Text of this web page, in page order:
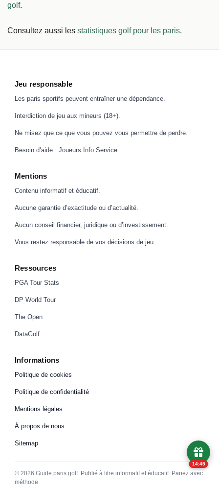
golf.
Consultez aussi les statistiques golf pour les paris.
14:45
Jeu responsable
Les paris sportifs peuvent entraîner une dépendance.
Interdiction de jeu aux mineurs (18+).
Ne misez que ce que vous pouvez vous permettre de perdre.
Besoin d’aide : Joueurs Info Service
Mentions
Contenu informatif et éducatif.
Aucune garantie d’exactitude ou d’actualité.
Aucun conseil financier, juridique ou d’investissement.
Vous restez responsable de vos décisions de jeu.
Ressources
PGA Tour Stats
DP World Tour
The Open
DataGolf
Informations
Politique de cookies
Politique de confidentialité
Mentions légales
À propos de nous
Sitemap
© 2026 Guide paris golf. Publié à titre informatif et éducatif. Pariez avec
méthode.